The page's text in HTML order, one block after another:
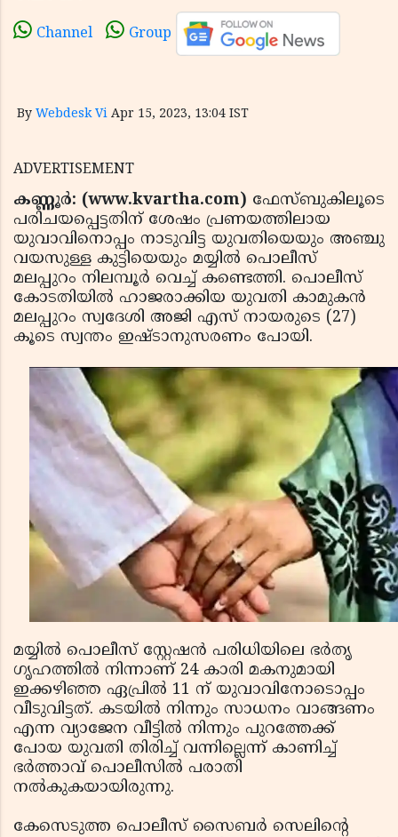
Channel Group
By Webdesk Vi Apr 15, 2023, 13:04 IST
ADVERTISEMENT
കണ്ണൂർ: (www.kvartha.com) ഫേസ്ബുകിലൂടെ
പരിചയപ്പെട്ടതിന് ശേഷം പ്രണയത്തിലായ
യുവാവിനൊപ്പം നാടുവിട്ട യുവതിയെയും അഞ്ചു
വയസുള്ള കുട്ടിയെയും മയ്യിൽ പൊലീസ്
മലപ്പുറം നിലമ്പൂർ വെച്ച് കണ്ടെത്തി. പൊലീസ്
കോടതിയിൽ ഹാജരാക്കിയ യുവതി കാമുകൻ
മലപ്പുറം സ്വദേശി അജി എസ് നായരുടെ (27)
കൂടെ സ്വന്തം ഇഷ്ടാനുസരണം പോയി.
മയ്യിൽ പൊലീസ് സ്റ്റേഷൻ പരിധിയിലെ ഭർതൃ
ഗൃഹത്തിൽ നിന്നാണ് 24 കാരി മകനുമായി
ഇക്കഴിഞ്ഞ ഏപ്രിൽ 11 ന് യുവാവിനോടൊപ്പം
വീടുവിട്ടത്. കടയിൽ നിന്നും സാധനം വാങ്ങണം
എന്ന വ്യാജേന വീട്ടിൽ നിന്നും പുറത്തേക്ക്
പോയ യുവതി തിരിച്ച് വന്നില്ലെന്ന് കാണിച്ച്
ഭർത്താവ് പൊലീസിൽ പരാതി
നൽകുകയായിരുന്നു.
കേസെടുത്ത പൊലീസ് സൈബർ സെലിൻ്റെ